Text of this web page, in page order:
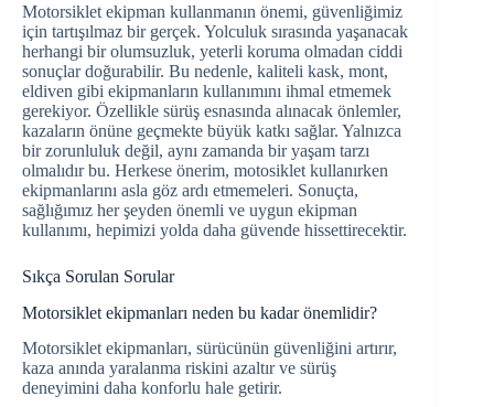
Motorsiklet ekipman kullanmanın önemi, güvenliğimiz
için tartışılmaz bir gerçek. Yolculuk sırasında yaşanacak
herhangi bir olumsuzluk, yeterli koruma olmadan ciddi
sonuçlar doğurabilir. Bu nedenle, kaliteli kask, mont,
eldiven gibi ekipmanların kullanımını ihmal etmemek
gerekiyor. Özellikle sürüş esnasında alınacak önlemler,
kazaların önüne geçmekte büyük katkı sağlar. Yalnızca
bir zorunluluk değil, aynı zamanda bir yaşam tarzı
olmalıdır bu. Herkese önerim, motosiklet kullanırken
ekipmanlarını asla göz ardı etmemeleri. Sonuçta,
sağlığımız her şeyden önemli ve uygun ekipman
kullanımı, hepimizi yolda daha güvende hissettirecektir.
Sıkça Sorulan Sorular
Motorsiklet ekipmanları neden bu kadar önemlidir?
Motorsiklet ekipmanları, sürücünün güvenliğini artırır,
kaza anında yaralanma riskini azaltır ve sürüş
deneyimini daha konforlu hale getirir.